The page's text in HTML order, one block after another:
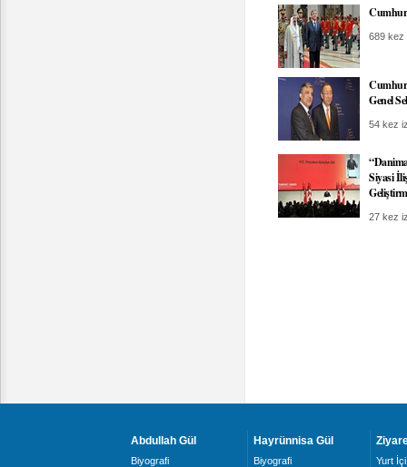
689 kez
Genel
54 kez
Siyasi
27 kez
Abdullah Gül
Biyografi
Hayrünnisa Gül
Biyografi
Yurt İçi